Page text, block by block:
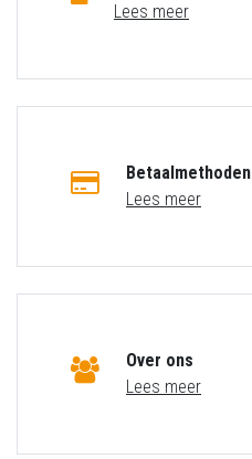
Lees meer
Betaalmethoden
Lees meer
Over ons
Lees meer